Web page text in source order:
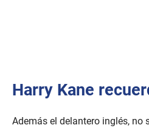
Harry Kane
Además el delantero inglés, no